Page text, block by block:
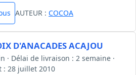
AUTEUR : COCOA
D'ANACADES ACAJOU
· Délai de livraison : 2 semaine ·
: 28 juillet 2010